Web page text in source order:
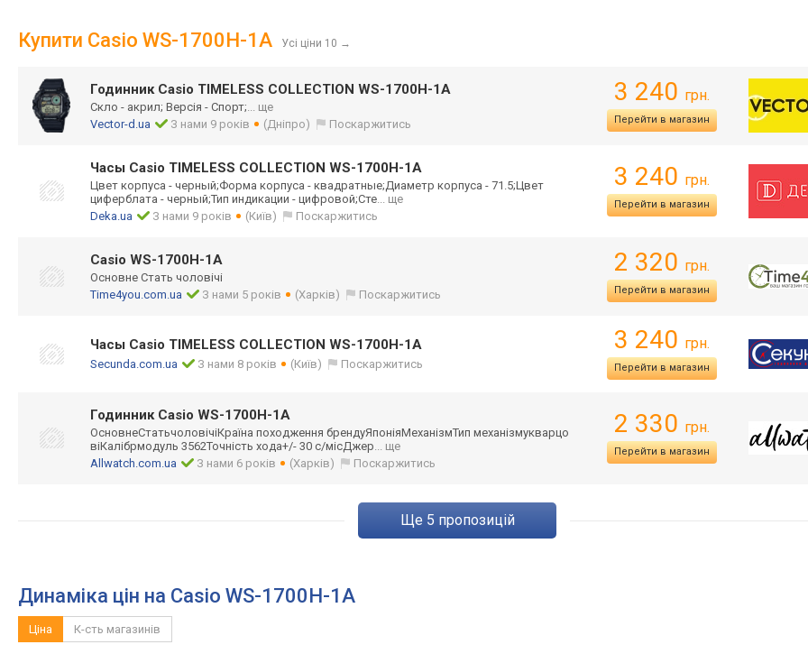
Купити Casio WS-1700H-1A Усі ціни 10 →
Годинник Casio TIMELESS COLLECTION WS-1700H-1A
Скло - акрил; Версія - Спорт;... ще
Vector-d.ua
З нами 9 років (Дніпро) Поскаржитись
3 240 грн.
Перейти в магазин
Часы Casio TIMELESS COLLECTION WS-1700H-1A
Цвет корпуса - черный;Форма корпуса - квадратные;Диаметр корпуса - 71.5;Цвет
циферблата - черный;Тип индикации - цифровой;Сте... ще
Deka.ua
З нами 9 років (Київ) Поскаржитись
3 240 грн.
Перейти в магазин
Casio WS-1700H-1A
Основне Стать чоловічі
Time4you.com.ua
З нами 5 років (Харків) Поскаржитись
2 320 грн.
Перейти в магазин
Часы Casio TIMELESS COLLECTION WS-1700H-1A
Secunda.com.ua З нами 8 років (Київ) Поскаржитись
3 240 грн.
Перейти в магазин
Годинник Casio WS-1700H-1A
ОсновнеСтатьчоловічіКраїна походження брендуЯпоніяМеханізмТип механізмукварцо
віКалібрмодуль 3562Точність хода+/- 30 с/місДжер... ще
Allwatch.com.ua
З нами 6 років (Харків) Поскаржитись
2 330 грн.
Перейти в магазин
ще 5 пропозицій
Динаміка цін на Casio WS-1700H-1A
Ціна К-сть магазинів